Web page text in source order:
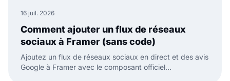
16 juil. 2026
Comment ajouter un flux de réseaux
sociaux à Framer (sans code)
Ajoutez un flux de réseaux sociaux en direct et des avis
Google à Framer avec le composant officiel